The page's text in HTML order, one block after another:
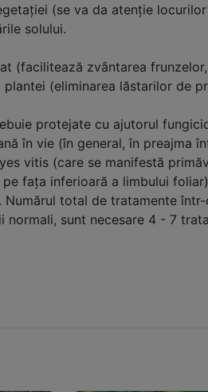
(se va da atenţie
solului.
(facilitează zvântarea
(eliminarea lăstarilor de
protejate cu ajutorul
în vie (în general, în preajma
vitis (care se manifestă
faţa inferioară a limbului
total de tratamente
sunt necesare 4 - 7